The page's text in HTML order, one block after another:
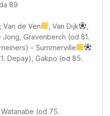
89
Van de Ven , Van Dijk
Jong, Gravenberch (od 81.
– Summerville
Depay), Gakpo (od 85.
(od 75.